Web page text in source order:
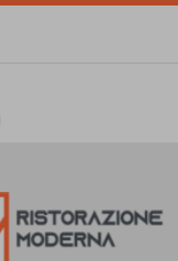
Partesa